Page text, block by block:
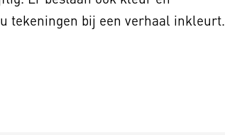
tekeningen bij een verhaal inkleurt.